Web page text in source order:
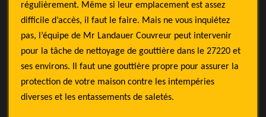
régulièrement. Même si leur emplacement est assez
difficile d’accès, il faut le faire. Mais ne vous inquiétez
pas, l’équipe de Mr Landauer Couvreur peut intervenir
pour la tâche de nettoyage de gouttière dans le 27220 et
ses environs. Il faut une gouttière propre pour assurer la
protection de votre maison contre les intempéries
diverses et les entassements de saletés.